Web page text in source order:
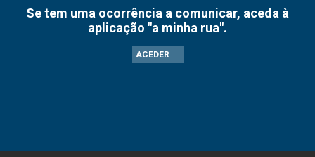
Se tem uma ocorrência a comunicar, aceda à
aplicação "a minha rua".
ACEDER